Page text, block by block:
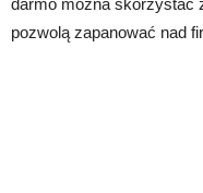
darmo można skorzystać
pozwolą zapanować nad